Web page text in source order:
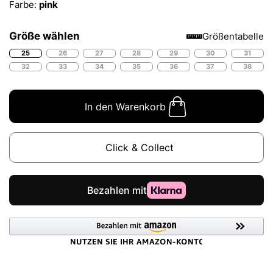
Farbe: pink
Größe wählen Größentabelle
25 26 27 28 29 30
31
32
33 34 35 36 37 38
In den Warenkorb
Click & Collect